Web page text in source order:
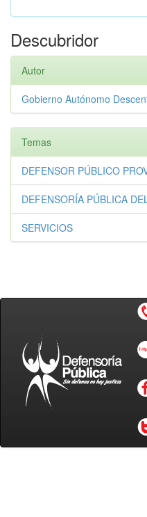
Descubridor
Autor
Gobierno Autónomo
Temas
DEFENSOR PÚBLICO
DEFENSORÍA PÚBLICA
SERVICIOS